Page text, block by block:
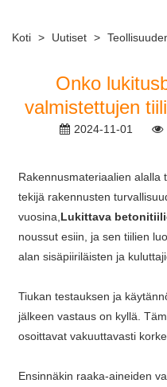
Koti > Uutiset >
Onko
valmistettujen
2024-11-01
Rakennusmateriaalien alalla
tekijä rakennusten
vuosina,Lukittava
noussut esiin, ja sen tiilien
alan sisäpiiriläisten ja
Tiukan testauksen ja
jälkeen vastaus on kyllä.
osoittavat vakuuttavasti
Ensinnäkin raaka-aineiden